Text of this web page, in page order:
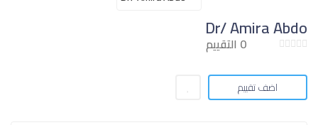
Dr/ Amira Abdo
0 التقييم
اضف تقييم